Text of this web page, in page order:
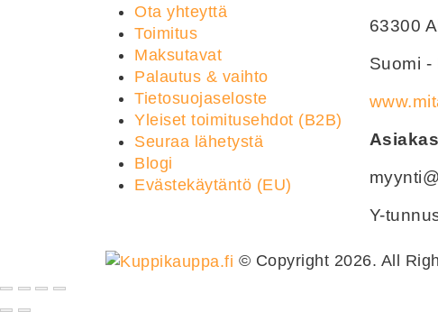
Ota yhteyttä
Toimitus
Maksutavat
Palautus & vaihto
Tietosuojaseloste
Yleiset toimitusehdot (B2B)
Seuraa lähetystä
Blogi
Evästekäytäntö (EU)
63300
Suomi -
Y-
© Copyright 2026. All